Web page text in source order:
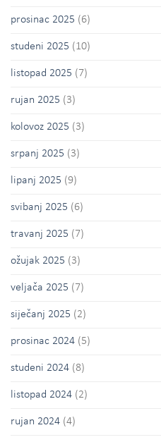
prosinac 2025 (6)
studeni 2025 (10)
listopad 2025 (7)
rujan 2025 (3)
kolovoz 2025 (3)
srpanj 2025 (3)
lipanj 2025 (9)
svibanj 2025 (6)
travanj 2025 (7)
ožujak 2025 (3)
veljača 2025 (7)
siječanj 2025 (2)
prosinac 2024 (5)
studeni 2024 (8)
listopad 2024 (2)
rujan 2024 (4)